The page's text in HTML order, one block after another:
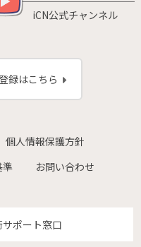
iCN公式チャンネル
録はこちら
個人情報保護方針
準 お問い合わせ
ポート窓口